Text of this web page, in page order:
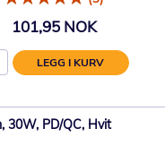
101,95 NOK
LEGG I KURV
30W, PD/QC, Hvit